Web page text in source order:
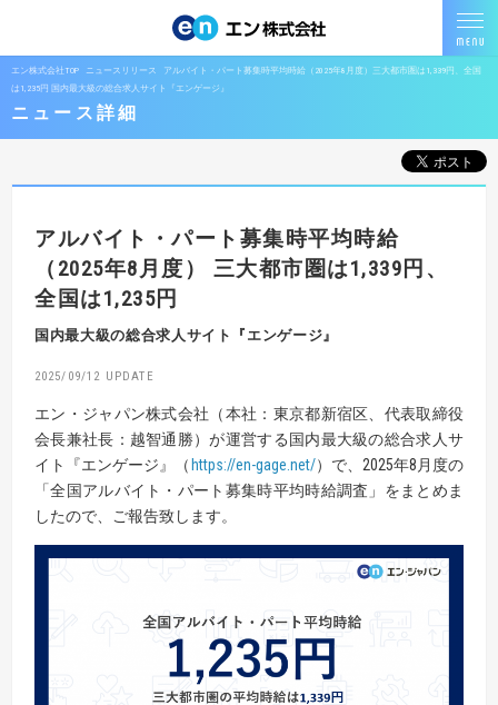
エン株式会社TOP ニュースリリース
アルバイト・パート募集時平均時給（2025年8月度）三大都市圏は1,339円、全国
は1,235円 国内最大級の総合求人サイト『エンゲージ』
ニュース詳細
アルバイト・パート募集時平均時給
（2025年8月度） 三大都市圏は1,339円、
全国は1,235円
国内最大級の総合求人サイト『エンゲージ』
2025/09/12
エン・ジャパン株式会社（本社：東京都新宿区、代表取締役
会長兼社長：越智通勝）が運営する国内最大級の総合求人サ
イト『エンゲージ』（https://en-gage.net/）で、2025年8月度の
「全国アルバイト・パート募集時平均時給調査」をまとめま
したので、ご報告致します。